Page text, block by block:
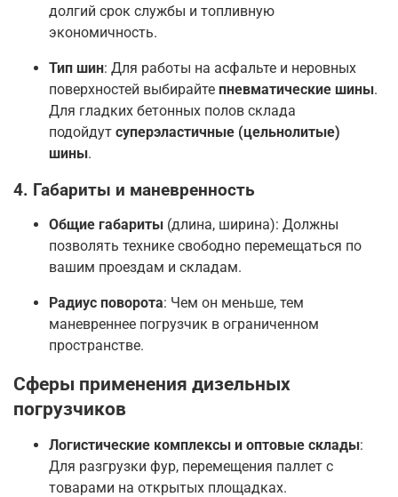
долгий срок службы и топливную
экономичность.
Тип шин: Для работы на асфальте и неровных
поверхностей выбирайте пневматические шины.
Для гладких бетонных полов склада
подойдут суперэластичные (цельнолитые)
шины.
4. Габариты и маневренность
Общие габариты (длина, ширина): Должны
позволять технике свободно перемещаться по
вашим проездам и складам.
Радиус поворота: Чем он меньше, тем
маневреннее погрузчик в ограниченном
пространстве.
Сферы применения дизельных
погрузчиков
Логистические комплексы и оптовые склады:
Для разгрузки фур, перемещения паллет с
товарами на открытых площадках.